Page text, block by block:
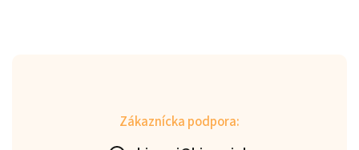
Zákaznícka podpora: